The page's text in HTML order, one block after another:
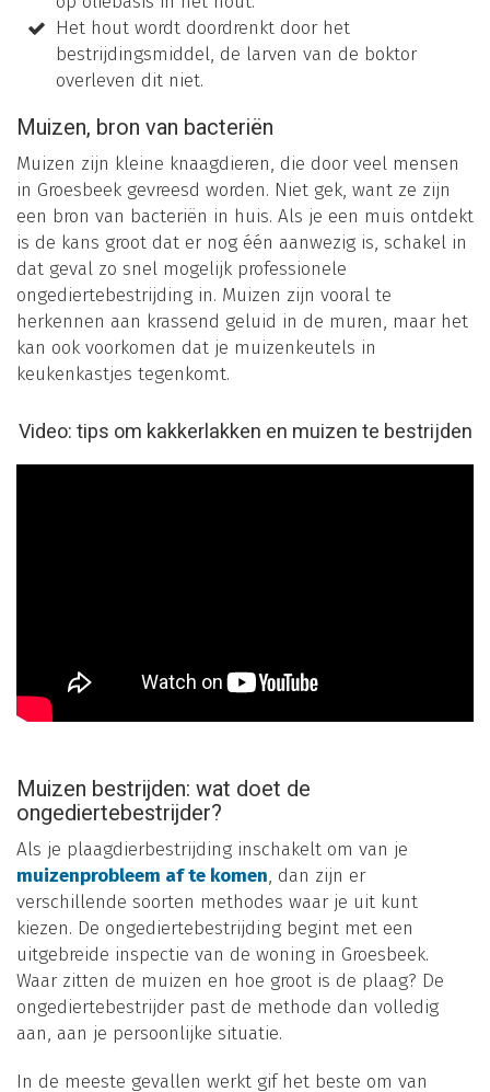
Het hout wordt doordrenkt door het
bestrijdingsmiddel, de larven van de boktor
overleven dit niet.
Muizen, bron van bacteriën
Muizen zijn kleine knaagdieren, die door veel mensen
in Groesbeek gevreesd worden. Niet gek, want ze zijn
een bron van bacteriën in huis. Als je een muis ontdekt
is de kans groot dat er nog één aanwezig is, schakel in
dat geval zo snel mogelijk professionele
ongediertebestrijding in. Muizen zijn vooral te
herkennen aan krassend geluid in de muren, maar het
kan ook voorkomen dat je muizenkeutels in
keukenkastjes tegenkomt.
Video: tips om kakkerlakken en muizen te bestrijden
Muizen bestrijden: wat doet de
ongediertebestrijder?
Als je plaagdierbestrijding inschakelt om van je
muizenprobleem af te komen, dan zijn er
verschillende soorten methodes waar je uit kunt
kiezen. De ongediertebestrijding begint met een
uitgebreide inspectie van de woning in Groesbeek.
Waar zitten de muizen en hoe groot is de plaag? De
ongediertebestrijder past de methode dan volledig
aan, aan je persoonlijke situatie.
In de meeste gevallen werkt gif het beste om van